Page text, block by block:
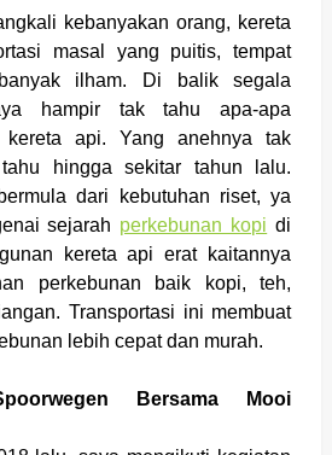
kebanyakan orang, kereta
masal yang puitis, tempat
ilham. Di balik segala
hampir tak tahu apa-apa
kereta api. Yang anehnya tak
hingga sekitar tahun lalu.
dari kebutuhan riset, ya
sejarah perkebunan kopi di
kereta api erat kaitannya
perkebunan baik kopi, teh,
Transportasi ini membuat
lebih cepat dan murah.
Bersama Mooi